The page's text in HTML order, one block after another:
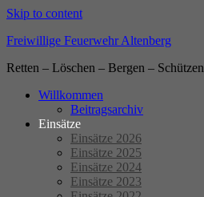
Skip to content
Freiwillige Feuerwehr Altenberg
Retten – Löschen – Bergen – Schützen
Willkommen
Beitragsarchiv
Einsätze
Einsätze 2026
Einsätze 2025
Einsätze 2024
Einsätze 2023